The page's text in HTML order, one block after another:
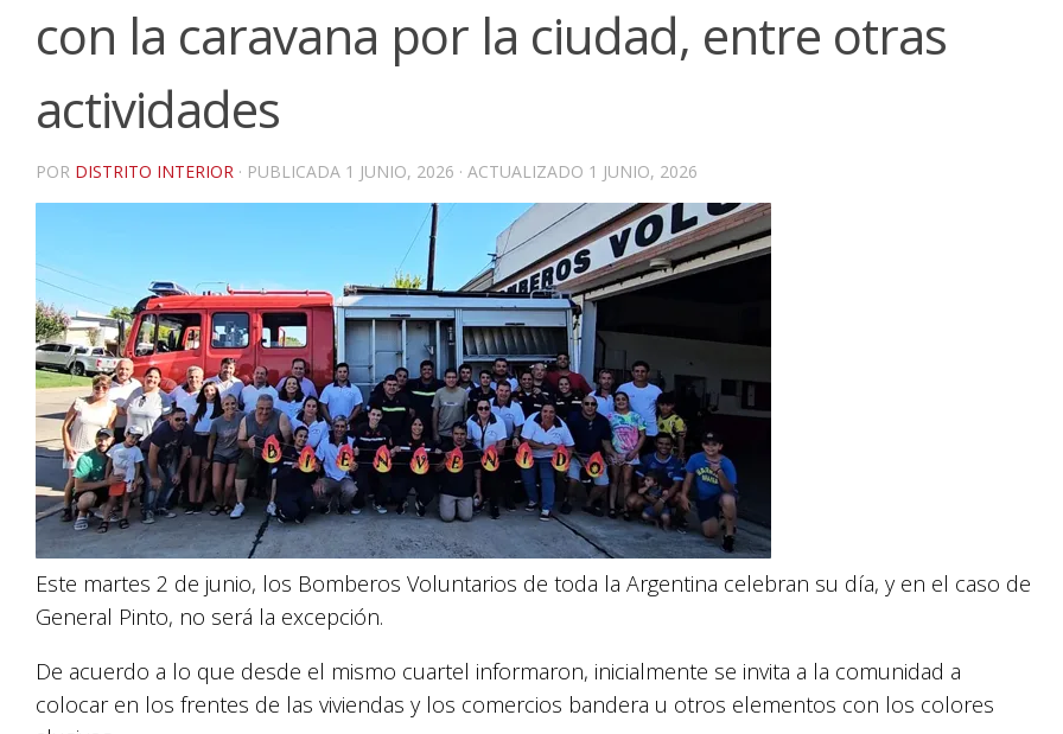
con la caravana por la ciudad, entre otras
actividades
POR DISTRITO INTERIOR · PUBLICADA 1 JUNIO, 2026 · ACTUALIZADO 1 JUNIO, 2026
Este martes 2 de junio, los Bomberos Voluntarios de toda la Argentina celebran su día, y en el caso de
General Pinto, no será la excepción.
De acuerdo a lo que desde el mismo cuartel informaron, inicialmente se invita a la comunidad a
colocar en los frentes de las viviendas y los comercios bandera u otros elementos con los colores